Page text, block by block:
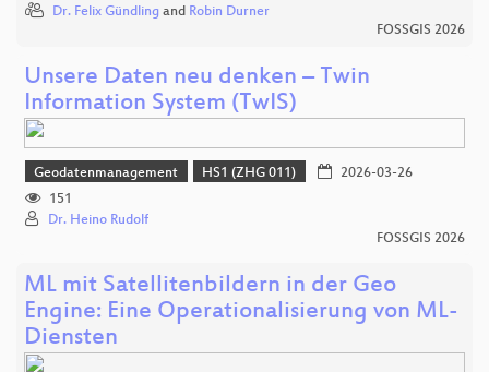
Dr. Felix Gündling and Robin Durner
FOSSGIS 2026
Unsere Daten neu denken – Twin
Information System (TwIS)
Geodatenmanagement HS1 (ZHG 011)
2026-03-26
151
Dr. Heino Rudolf
FOSSGIS 2026
ML mit Satellitenbildern in der Geo
Engine: Eine Operationalisierung von ML-
Diensten